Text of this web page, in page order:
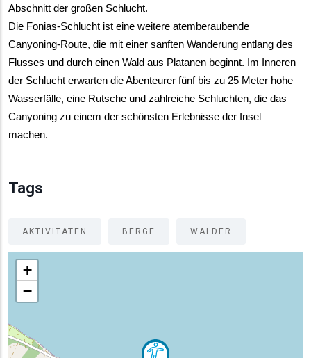
Abschnitt der großen Schlucht.
Die Fonias-Schlucht ist eine weitere atemberaubende
Canyoning-Route, die mit einer sanften Wanderung entlang des
Flusses und durch einen Wald aus Platanen beginnt. Im Inneren
der Schlucht erwarten die Abenteurer fünf bis zu 25 Meter hohe
Wasserfälle, eine Rutsche und zahlreiche Schluchten, die das
Canyoning zu einem der schönsten Erlebnisse der Insel
machen.
Tags
AKTIVITÄTEN BERGE WÄLDER
+
−